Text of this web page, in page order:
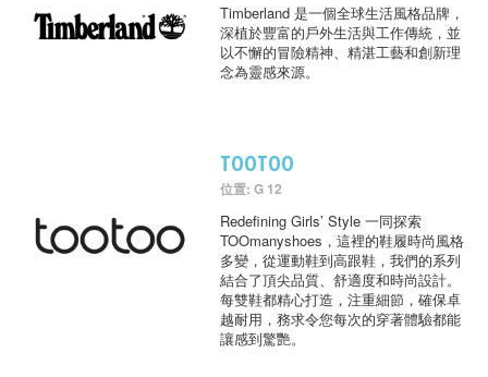
Timberland 是一個全球生活風格品牌，
深植於豐富的戶外生活與工作傳統，並
以不懈的冒險精神、精湛工藝和創新理
念為靈感來源。
TOOTOO
位置: G 12
Redefining Girls’ Style 一同探索
TOOmanyshoes，這裡的鞋履時尚風格
多變，從運動鞋到高跟鞋，我們的系列
結合了頂尖品質、舒適度和時尚設計。
每雙鞋都精心打造，注重細節，確保卓
越耐用，務求令您每次的穿著體驗都能
讓感到驚艷。